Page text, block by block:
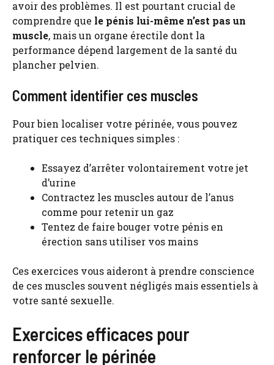
avoir des problèmes. Il est pourtant crucial de
comprendre que le pénis lui-même n’est pas un
muscle, mais un organe érectile dont la
performance dépend largement de la santé du
plancher pelvien.
Comment identifier ces muscles
Pour bien localiser votre périnée, vous pouvez
pratiquer ces techniques simples :
Essayez d’arrêter volontairement votre jet
d’urine
Contractez les muscles autour de l’anus
comme pour retenir un gaz
Tentez de faire bouger votre pénis en
érection sans utiliser vos mains
Ces exercices vous aideront à prendre conscience
de ces muscles souvent négligés mais essentiels à
votre santé sexuelle.
Exercices efficaces pour
renforcer le périnée